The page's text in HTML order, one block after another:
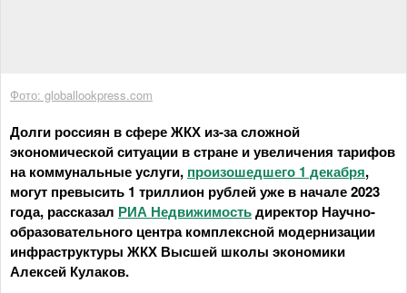
Фото: globallookpress.com
Долги россиян в сфере ЖКХ из-за сложной
экономической ситуации в стране и увеличения тарифов
на коммунальные услуги, произошедшего 1 декабря,
могут превысить 1 триллион рублей уже в начале 2023
года, рассказал РИА Недвижимостьдиректор Научно-
образовательного центра комплексной модернизации
инфраструктуры ЖКХ Высшей школы экономики
Алексей Кулаков.